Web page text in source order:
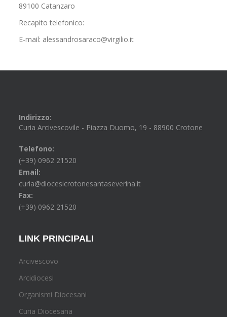
89100 Catanzaro
Recapito telefonico:
E-mail: alessandrosaraco@virgilio.it
Indirizzo:
Curia Arcivescovile - Piazza Duomo, 19 - 88900 Crotone
Telefono:
(+39) 0962 21520
Email:
curia@diocesicrotonesantaseverina.it
Fax:
(+39) 0962 21520
LINK PRINCIPALI
Arcivescovo
Arcidiocesi
Organismi Diocesani
Curia Diocesana